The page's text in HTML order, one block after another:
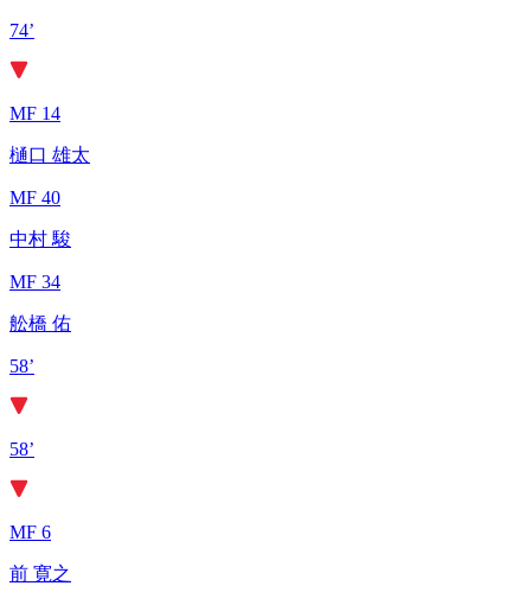
74’
MF 14
樋口 雄太
MF 40
中村 駿
MF 34
舩橋 佑
58’
58’
MF 6
前 寛之